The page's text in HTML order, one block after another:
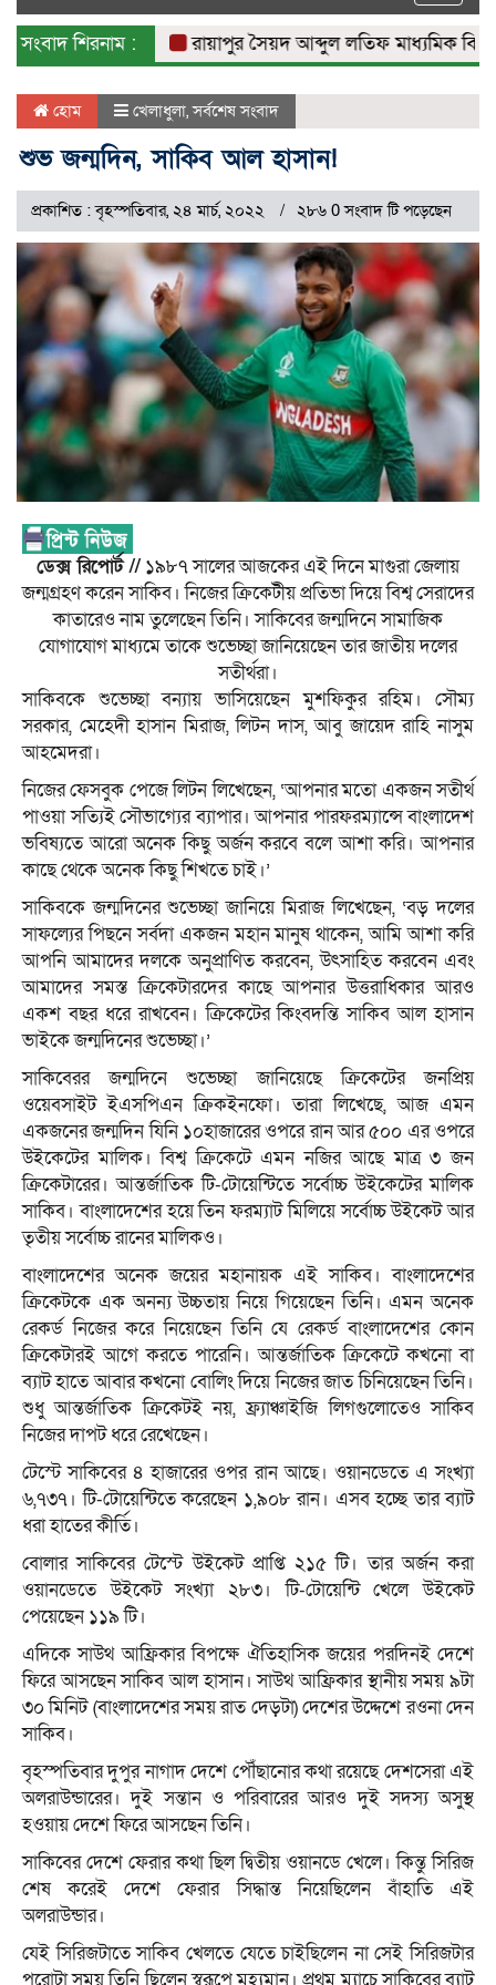
সংবাদ শিরনাম :
রায়াপুর সৈয়দ আব্দুল লতিফ মাধ্যমিক
হোম খেলাধুলা,সর্বশেষ সংবাদ
শুভ জন্মদিন, সাকিব আল হাসান!
প্রকাশিত : বৃহস্পতিবার, ২৪ মার্চ, ২০২২ ২৮৬ 0 সংবাদ টি পড়েছেন
ডেক্স রিপোর্ট // ১৯৮৭ সালের আজকের এই দিনে মাগুরা জেলায়
জন্মগ্রহণ করেন সাকিব। নিজের ক্রিকেটীয় প্রতিভা দিয়ে বিশ্ব সেরাদের
কাতারেও নাম তুলেছেন তিনি। সাকিবের জন্মদিনে সামাজিক
যোগাযোগ মাধ্যমে তাকে শুভেচ্ছা জানিয়েছেন তার জাতীয় দলের
সতীর্থরা।
সাকিবকে শুভেচ্ছা বন্যায় ভাসিয়েছেন মুশফিকুর রহিম। সৌম্য
সরকার, মেহেদী হাসান মিরাজ, লিটন দাস, আবু জায়েদ রাহি নাসুম
আহমেদরা।
নিজের ফেসবুক পেজে লিটন লিখেছেন, ‘আপনার মতো একজন সতীর্থ
পাওয়া সত্যিই সৌভাগ্যের ব্যাপার। আপনার পারফরম্যান্সে বাংলাদেশ
ভবিষ্যতে আরো অনেক কিছু অর্জন করবে বলে আশা করি। আপনার
কাছে থেকে অনেক কিছু শিখতে চাই।’
সাকিবকে জন্মদিনের শুভেচ্ছা জানিয়ে মিরাজ লিখেছেন, ‘বড় দলের
সাফল্যের পিছনে সর্বদা একজন মহান মানুষ থাকেন, আমি আশা করি
আপনি আমাদের দলকে অনুপ্রাণিত করবেন, উৎসাহিত করবেন এবং
আমাদের সমস্ত ক্রিকেটারদের কাছে আপনার উত্তরাধিকার আরও
একশ বছর ধরে রাখবেন। ক্রিকেটের কিংবদন্তি সাকিব আল হাসান
ভাইকে জন্মদিনের শুভেচ্ছা।’
সাকিবেরর জন্মদিনে শুভেচ্ছা জানিয়েছে ক্রিকেটের জনপ্রিয়
ওয়েবসাইট ইএসপিএন ক্রিকইনফো। তারা লিখেছে, আজ এমন
একজনের জন্মদিন যিনি ১০হাজারের ওপরে রান আর ৫০০ এর ওপরে
উইকেটের মালিক। বিশ্ব ক্রিকেটে এমন নজির আছে মাত্র ৩ জন
ক্রিকেটারের। আন্তর্জাতিক টি-টোয়েন্টিতে সর্বোচ্চ উইকেটের মালিক
সাকিব। বাংলাদেশের হয়ে তিন ফরম্যাট মিলিয়ে সর্বোচ্চ উইকেট আর
তৃতীয় সর্বোচ্চ রানের মালিকও।
বাংলাদেশের অনেক জয়ের মহানায়ক এই সাকিব। বাংলাদেশের
ক্রিকেটকে এক অনন্য উচ্চতায় নিয়ে গিয়েছেন তিনি। এমন অনেক
রেকর্ড নিজের করে নিয়েছেন তিনি যে রেকর্ড বাংলাদেশের কোন
ক্রিকেটারই আগে করতে পারেনি। আন্তর্জাতিক ক্রিকেটে কখনো বা
ব্যাট হাতে আবার কখনো বোলিং দিয়ে নিজের জাত চিনিয়েছেন তিনি।
শুধু আন্তর্জাতিক ক্রিকেটই নয়, ফ্র্যাঞ্চাইজি লিগগুলোতেও সাকিব
নিজের দাপট ধরে রেখেছেন।
টেস্টে সাকিবের ৪ হাজারের ওপর রান আছে। ওয়ানডেতে এ সংখ্যা
৬,৭৩৭। টি-টোয়েন্টিতে করেছেন ১,৯০৮ রান। এসব হচ্ছে তার ব্যাট
ধরা হাতের কীর্তি।
বোলার সাকিবের টেস্টে উইকেট প্রাপ্তি ২১৫ টি। তার অর্জন করা
ওয়ানডেতে উইকেট সংখ্যা ২৮৩। টি-টোয়েন্টি খেলে উইকেট
পেয়েছেন ১১৯ টি।
এদিকে সাউথ আফ্রিকার বিপক্ষে ঐতিহাসিক জয়ের পরদিনই দেশে
ফিরে আসছেন সাকিব আল হাসান। সাউথ আফ্রিকার স্থানীয় সময় ৯টা
৩০ মিনিট (বাংলাদেশের সময় রাত দেড়টা) দেশের উদ্দেশে রওনা দেন
সাকিব।
বৃহস্পতিবার দুপুর নাগাদ দেশে পৌঁছানোর কথা রয়েছে দেশসেরা এই
অলরাউন্ডারের। দুই সন্তান ও পরিবারের আরও দুই সদস্য অসুস্থ
হওয়ায় দেশে ফিরে আসছেন তিনি।
সাকিবের দেশে ফেরার কথা ছিল দ্বিতীয় ওয়ানডে খেলে। কিন্তু সিরিজ
শেষ করেই দেশে ফেরার সিদ্ধান্ত নিয়েছিলেন বাঁহাতি এই
অলরাউন্ডার।
যেই সিরিজটাতে সাকিব খেলতে যেতে চাইছিলেন না সেই সিরিজটার
পুরোটা সময় তিনি ছিলেন স্বরূপে মূহ্যমান। প্রথম ম্যাচে সাকিবের ব্যাট